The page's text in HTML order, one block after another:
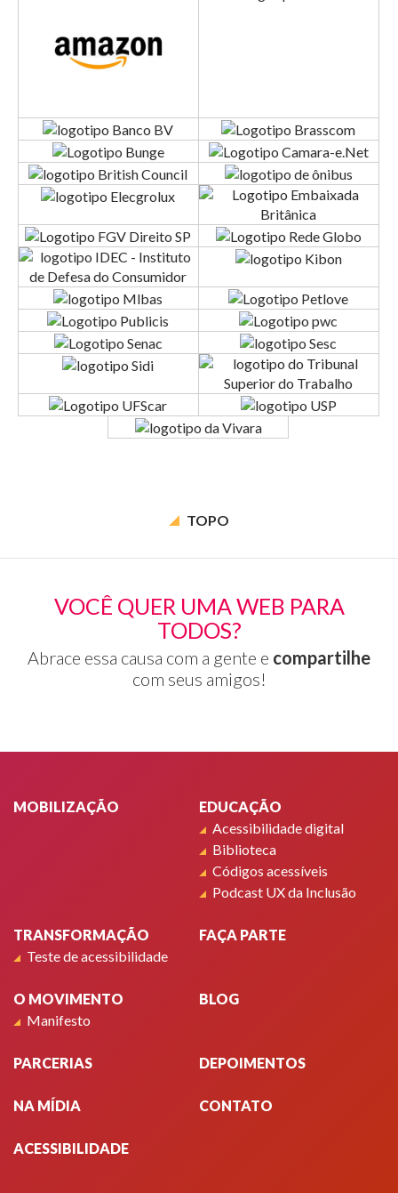
TOPO
VOCÊ QUER UMA WEB PARA
TODOS?
Abrace essa causa com a gente e compartilhe
com seus amigos!
MOBILIZAÇÃO
EDUCAÇÃO
Acessibilidade digital
Biblioteca
Códigos acessíveis
Podcast UX da Inclusão
TRANSFORMAÇÃO
Teste de acessibilidade
FAÇA PARTE
O MOVIMENTO
Manifesto
BLOG
PARCERIAS DEPOIMENTOS
NA MÍDIA CONTATO
ACESSIBILIDADE